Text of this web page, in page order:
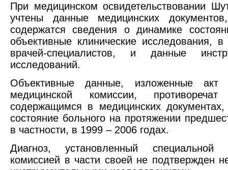
При медицинском освидетельствовании
учтены данные медицинских
содержатся сведения о динамике
объективные клинические исследования,
врачей-специалистов, и данные
исследований.
Объективные данные, изложенные акт
медицинской комиссии, противоречат
содержащимся в медицинских
состояние больного на протяжении
в частности, в 1999 – 2006 годах.
Диагноз, установленный специальной
комиссией в части своей не подтвержден